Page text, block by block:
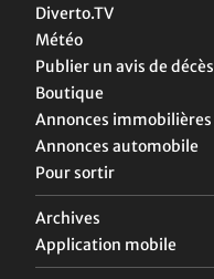
Diverto.TV
Météo
Publier un avis de décès
Boutique
Annonces immobilières
Annonces automobile
Pour sortir
Archives
Application mobile